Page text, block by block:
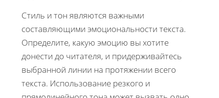
Стиль и тон являются важными
составляющими эмоциональности текста.
Определите, какую эмоцию вы хотите
донести до читателя, и придерживайтесь
выбранной линии на протяжении всего
текста. Использование резкого и